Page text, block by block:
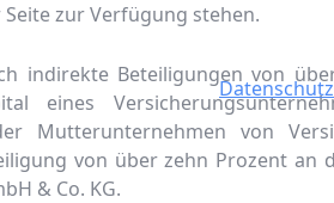
indirekte Beteiligungen von
eines
Mutterunternehmen von
von über zehn Prozent an
& Co. KG.
zur Verfügung stehen.